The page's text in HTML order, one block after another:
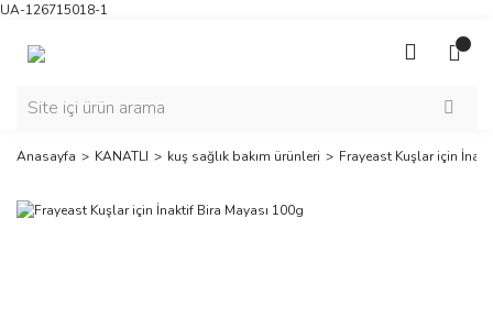
UA-126715018-1
Anasayfa KANATLI kuş sağlık bakım ürünleri Frayeast Kuşlar için